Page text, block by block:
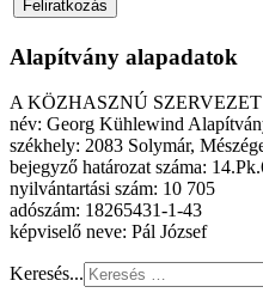
Alapítvány alapadatok
A KÖZHASZNÚ
név: Georg Kühlewind
székhely: 2083 Solymár,
bejegyző határozat száma:
nyilvántartási szám: 10 705
adószám: 18265431-1-43
képviselő neve: Pál József
Keresés...